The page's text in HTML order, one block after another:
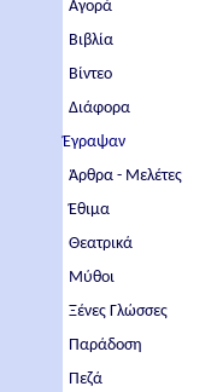
Αγορά
Βιβλία
Βίντεο
Διάφορα
Έγραψαν
Άρθρα - Μελέτες
Έθιμα
Θεατρικά
Μύθοι
Ξένες Γλώσσες
Παράδοση
Πεζά